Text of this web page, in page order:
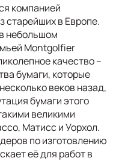
компанией
старейших в Европе.
небольшом
Montgolfier
качество –
бумаги, которые
веков назад,
бумаги этого
великими
Матисс и Уорхол.
по изготовлению
её для работ в